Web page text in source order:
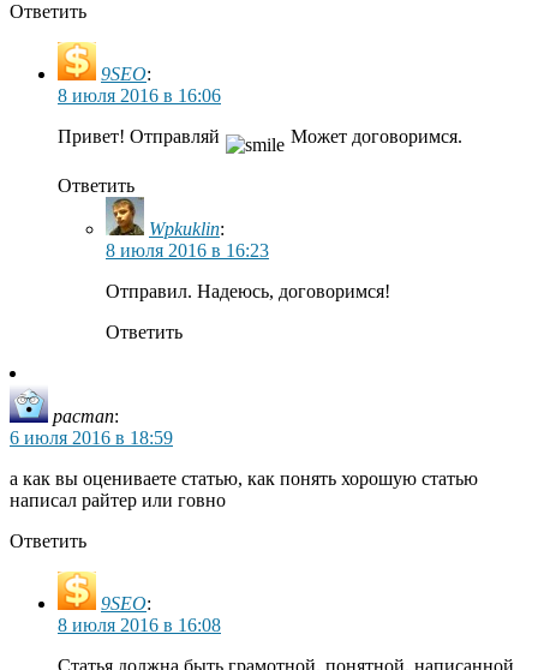
Ответить
9SEO:
8 июля 2016 в 16:06
Привет! Отправляй
Может договоримся.
Ответить
Wpkuklin:
8 июля 2016 в 16:23
Отправил. Надеюсь, договоримся!
Ответить
pacman:
6 июля 2016 в 18:59
а как вы оцениваете статью, как понять хорошую статью
написал райтер или говно
Ответить
9SEO:
8 июля 2016 в 16:08
Статья должна быть грамотной, понятной, написанной